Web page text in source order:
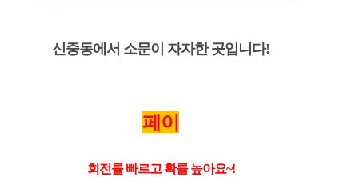
신중동에서 소문이 자자한 곳입니다!
페이
회전률 빠르고 확률 높아요~!